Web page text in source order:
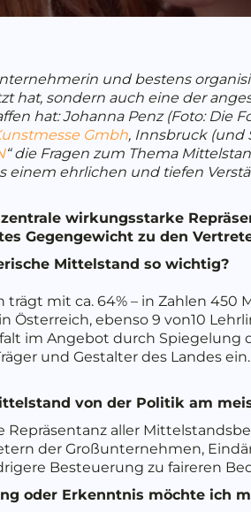
und bestens
hat, sondern auch eine der
hat: Johanna Penz (Foto: Die
Gmbh, Innsbruck (und
“ die Fragen zum Thema
einem ehrlichen und tiefen
wirkungsstarke
Gegengewicht zu den
Mittelstand so wichtig?
mit ca. 64% – in Zahlen
Österreich, ebenso 9 von10
im Angebot durch Spiegelung
und Gestalter des Landes ein.
von der Politik am
Repräsentanz aller
der Großunternehmen,
Besteuerung zu faireren
oder Erkenntnis möchte ich